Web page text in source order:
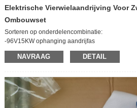
Elektrische Vierwielaandrijving Voor
Ombouwset
Sorteren op onderdelencombinatie:
-96V15KW ophanging aandrijfas
-96V15KW-regelaar
-Vacuümbekrachtigde remmen
- AC-lijnsnelheid (inclusief zekeringkast)
NAVRAAG DETAIL